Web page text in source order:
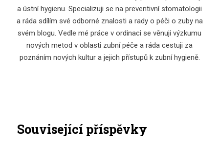
a ústní hygienu. Specializuji se na preventivní stomatologii
a ráda sdílím své odborné znalosti a rady o péči o zuby na
svém blogu. Vedle mé práce v ordinaci se věnuji výzkumu
nových metod v oblasti zubní péče a ráda cestuji za
poznáním nových kultur a jejich přístupů k zubní hygieně.
Související příspěvky